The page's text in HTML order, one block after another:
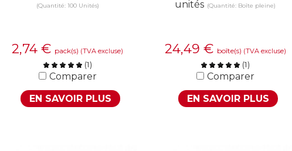
(Quantité: 100 Unités)
2,74 € pack(s) (TVA excluse)
(1)
Comparer
EN SAVOIR PLUS
unités (Quantité: Boîte pleine)
24,49 € boîte(s) (TVA excluse)
(1)
Comparer
EN SAVOIR PLUS